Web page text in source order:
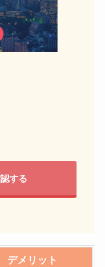
する
デメリット